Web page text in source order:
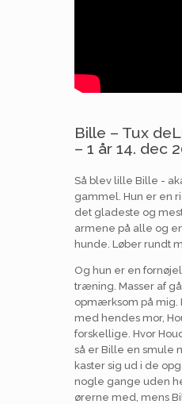
Bille – Tux
– 1 år 14. dec
Så blev lille Bille -
gammel. Hun er en
det gladeste og
armene på alle og
hunde. Løber rundt
Og hun er en
træning. Masser af
opmærksom på mig.
med hendes mor,
forskellige. Hvor
så er Bille en smule
kaster sig ud i de
nogle gange uden
ørerne med, mens